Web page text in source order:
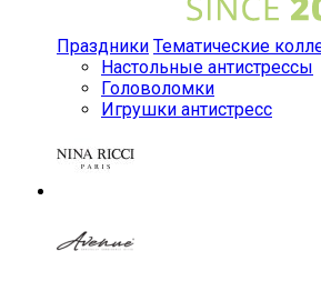
Праздники Тематические
Настольные антистрессы
Головоломки
Игрушки антистресс